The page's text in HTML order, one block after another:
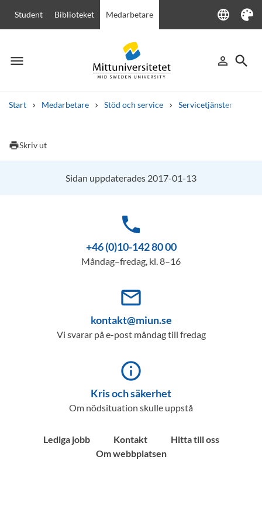
Student Biblioteket Medarbetare language
Language
Tema
menu
Meny person_outline
Logga in
search
Sök
Start Medarbetare Stöd och service Servicetjänster
Andra söktjänster
printSkriv ut
Sidan uppdaterades 2017-01-13
phone
+46 (0)10-142 80 00
Måndag–fredag, kl. 8–16
mail_outline
kontakt@miun.se
Vi svarar på e-post måndag till fredag
info_outline
Kris och säkerhet
Om nödsituation skulle uppstå
Lediga jobb Kontakt
Hitta till oss
Om webbplatsen